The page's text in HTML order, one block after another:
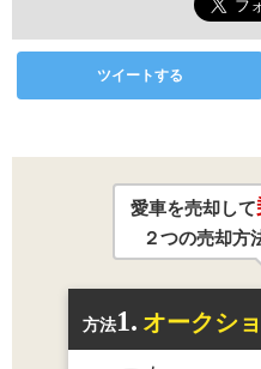
ツイートする
愛車を売却して
２つの売却方
方法1. オークシ